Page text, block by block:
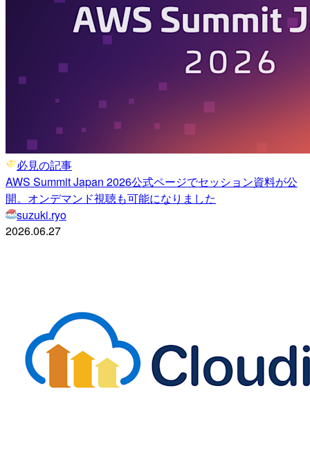
必見の記事
AWS Summit Japan 2026公式ページでセッション資料が公
開。オンデマンド視聴も可能になりました
suzuki.ryo
2026.06.27